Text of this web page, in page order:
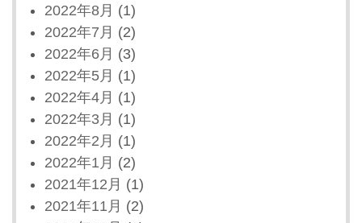
2022年8月 (1)
2022年7月 (2)
2022年6月 (3)
2022年5月 (1)
2022年4月 (1)
2022年3月 (1)
2022年2月 (1)
2022年1月 (2)
2021年12月 (1)
2021年11月 (2)